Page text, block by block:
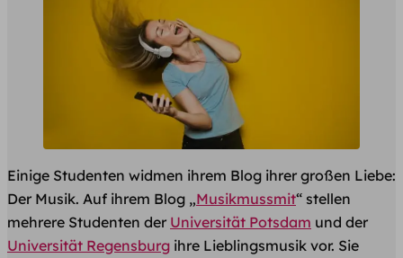
Einige Studenten widmen ihrem Blog ihrer großen Liebe:
Der Musik. Auf ihrem Blog „Musikmussmit“ stellen
mehrere Studenten der Universität Potsdam und der
Universität Regensburg ihre Lieblingsmusik vor. Sie